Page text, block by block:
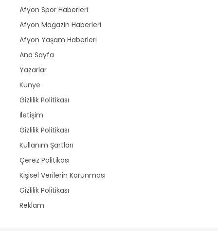
Afyon Spor Haberleri
Afyon Magazin Haberleri
Afyon Yaşam Haberleri
Ana Sayfa
Yazarlar
Künye
Gizlilik Politikası
İletişim
Gizlilik Politikası
Kullanım Şartları
Çerez Politikası
Kişisel Verilerin Korunması
Gizlilik Politikası
Reklam